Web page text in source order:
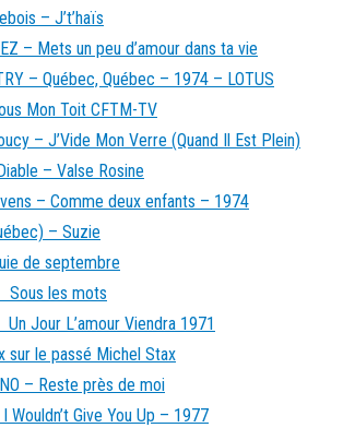
– J’t’haïs
– Mets un peu d’amour dans ta vie
– Québec, Québec – 1974 – LOTUS
Mon Toit CFTM-TV
– J’Vide Mon Verre (Quand Il Est Plein)
– Valse Rosine
– Comme deux enfants – 1974
– Suzie
de septembre
Sous les mots
Jour L’amour Viendra 1971
sur le passé Michel Stax
– Reste près de moi
Wouldn’t Give You Up – 1977